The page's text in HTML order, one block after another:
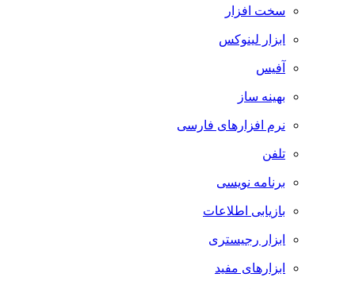
سخت افزار
ابزار لینوکس
آفیس
بهینه ساز
نرم افزارهای فارسی
تلفن
برنامه نویسی
بازیابی اطلاعات
ابزار رجیستری
ابزارهای مفید